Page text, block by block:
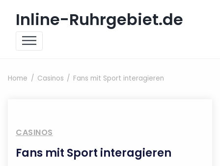
Inline-Ruhrgebiet.de
Home Casinos Fans mit Sport interagieren
CASINOS
Fans mit Sport interagieren